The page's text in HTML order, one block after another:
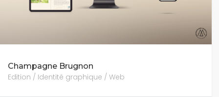
Champagne Brugnon
Edition / Identité graphique / Web